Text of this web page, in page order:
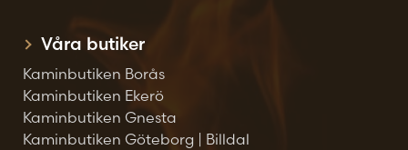
Våra butiker
Kaminbutiken Borås
Kaminbutiken Ekerö
Kaminbutiken Gnesta
Kaminbutiken Göteborg | Billdal